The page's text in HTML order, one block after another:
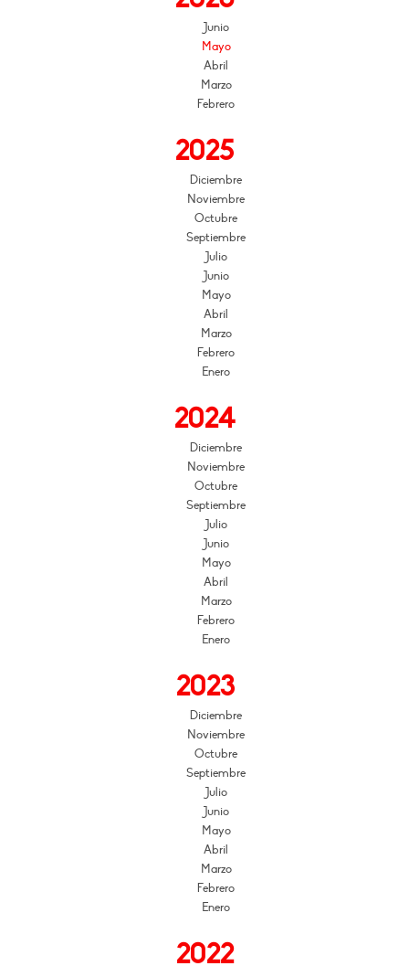
Junio
Mayo
Abril
Marzo
Febrero
2025
Diciembre
Noviembre
Octubre
Septiembre
Julio
Junio
Mayo
Abril
Marzo
Febrero
Enero
2024
Diciembre
Noviembre
Octubre
Septiembre
Julio
Junio
Mayo
Abril
Marzo
Febrero
Enero
2023
Diciembre
Noviembre
Octubre
Septiembre
Julio
Junio
Mayo
Abril
Marzo
Febrero
Enero
2022